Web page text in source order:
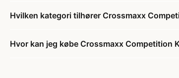
Hvilken kategori tilhører Crossmaxx
Hvor kan jeg købe Crossmaxx